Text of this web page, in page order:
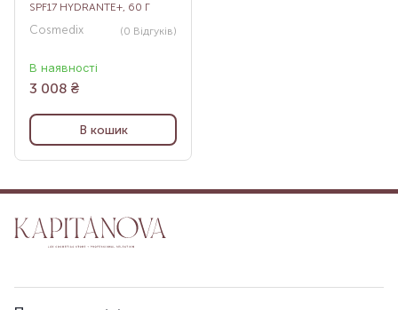
SPF17 HYDRANTE+, 60 Г
Cosmedix (0 Відгуків)
В наявності
3 008 ₴
В кошик